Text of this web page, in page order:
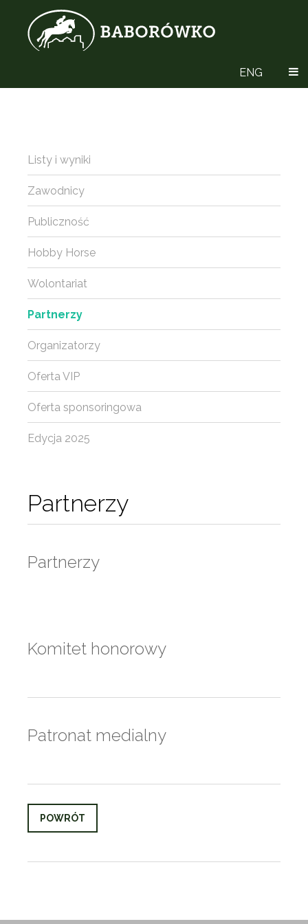
ENG
Partnerzy
Partnerzy
Komitet honorowy
Patronat medialny
POWRÓT
Listy i wyniki
Zawodnicy
Publiczność
Hobby Horse
Wolontariat
Partnerzy
Organizatorzy
Oferta VIP
Oferta sponsoringowa
Edycja 2025